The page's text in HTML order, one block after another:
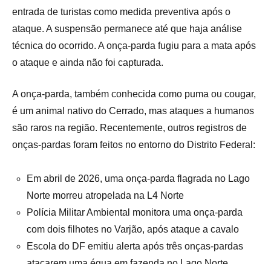
entrada de turistas como medida preventiva após o
ataque. A suspensão permanece até que haja análise
técnica do ocorrido. A onça-parda fugiu para a mata após
o ataque e ainda não foi capturada.
A onça-parda, também conhecida como puma ou cougar,
é um animal nativo do Cerrado, mas ataques a humanos
são raros na região. Recentemente, outros registros de
onças-pardas foram feitos no entorno do Distrito Federal:
Em abril de 2026, uma onça-parda flagrada no Lago
Norte morreu atropelada na L4 Norte
Polícia Militar Ambiental monitora uma onça-parda
com dois filhotes no Varjão, após ataque a cavalo
Escola do DF emitiu alerta após três onças-pardas